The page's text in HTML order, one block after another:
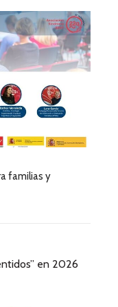
familias y
en 2026